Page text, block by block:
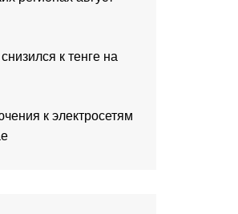
к тенге на
к электросетям